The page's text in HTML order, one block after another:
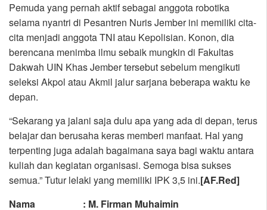
Pemuda yang pernah aktif sebagai anggota robotika
selama nyantri di Pesantren Nuris Jember ini memiliki cita-
cita menjadi anggota TNI atau Kepolisian. Konon, dia
berencana menimba ilmu sebaik mungkin di Fakultas
Dakwah UIN Khas Jember tersebut sebelum mengikuti
seleksi Akpol atau Akmil jalur sarjana beberapa waktu ke
depan.
“Sekarang ya jalani saja dulu apa yang ada di depan, terus
belajar dan berusaha keras memberi manfaat. Hal yang
terpenting juga adalah bagaimana saya bagi waktu antara
kuliah dan kegiatan organisasi. Semoga bisa sukses
semua.” Tutur lelaki yang memiliki IPK 3,5 ini.[AF.Red]
Nama : M. Firman Muhaimin